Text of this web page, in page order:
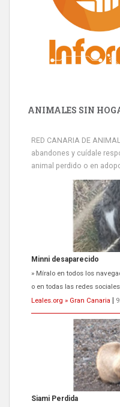
ANIMALES SIN
RED CANARIA DE
abandones y cuídale
animal perdido o en
Minni desaparecido
» Míralo en todos los
o en todas las redes
Leales.org » Gran Canaria
Siami Perdida